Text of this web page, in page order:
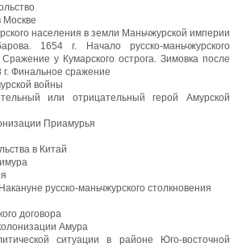
Москве
населения в земли Маньчжурской империи
1654 г. Начало русско-маньчжурского
у Кумарского острога. Зимовка после
г. Финальное сражение
войны
или отрицательный герой Амурской
Приамурья
в Китай
русско-маньчжурского столкновения
договора
Амура
ситуации в районе Юго-восточной